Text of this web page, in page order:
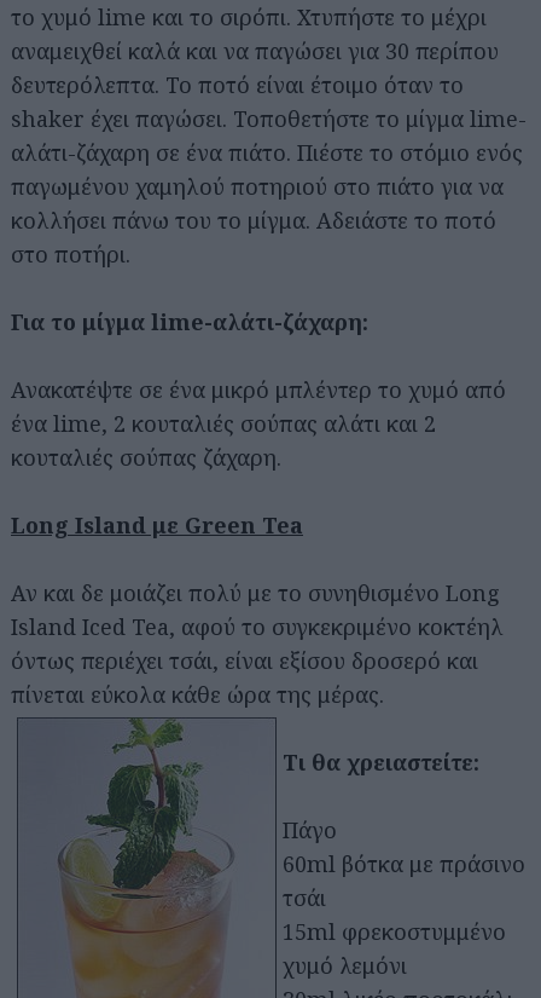
το χυμό lime και το σιρόπι. Χτυπήστε το μέχρι
αναμειχθεί καλά και να παγώσει για 30 περίπου
δευτερόλεπτα. Το ποτό είναι έτοιμο όταν το
shaker έχει παγώσει. Τοποθετήστε το μίγμα lime-
αλάτι-ζάχαρη σε ένα πιάτο. Πιέστε το στόμιο ενός
παγωμένου χαμηλού ποτηριού στο πιάτο για να
κολλήσει πάνω του το μίγμα. Αδειάστε το ποτό
στο ποτήρι.
Για το μίγμα lime-αλάτι-ζάχαρη:
Ανακατέψτε σε ένα μικρό μπλέντερ το χυμό από
ένα lime, 2 κουταλιές σούπας αλάτι και 2
κουταλιές σούπας ζάχαρη.
Long Island με Green Tea
Αν και δε μοιάζει πολύ με το συνηθισμένο Long
Island Iced Tea, αφού το συγκεκριμένο κοκτέηλ
όντως περιέχει τσάι, είναι εξίσου δροσερό και
πίνεται εύκολα κάθε ώρα της μέρας.
Τι θα χρειαστείτε:
Πάγο
60ml βότκα με πράσινο
τσάι
15ml φρεκοστυμμένο
χυμό λεμόνι